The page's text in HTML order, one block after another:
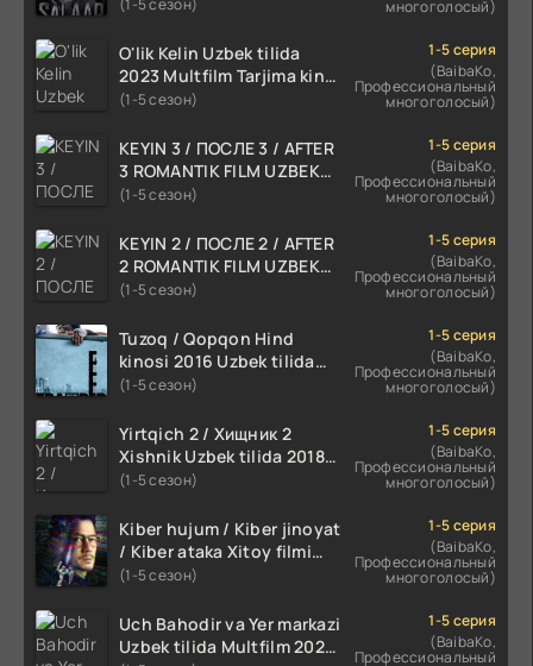
(1-5 сезон) многоголосый)
O'lik Kelin Uzbek tilida
2023 Multfilm Tarjima kino
skachat
(1-5 сезон)
1-5 серия
(BaibaKo,
Профессиональный
многоголосый)
KEYIN 3 / ПОСЛЕ 3 / AFTER
3 ROMANTIK FILM UZBEK
TILIDA 2021 TARJIMA FILM
(1-5 сезон)
1-5 серия
(BaibaKo,
Профессиональный
многоголосый)
KEYIN 2 / ПОСЛЕ 2 / AFTER
2 ROMANTIK FILM UZBEK
TILIDA 2020 TARJIMA FILM
(1-5 сезон)
1-5 серия
(BaibaKo,
Профессиональный
многоголосый)
Tuzoq / Qopqon Hind
kinosi 2016 Uzbek tilida
tarjima film HD
(1-5 сезон)
1-5 серия
(BaibaKo,
Профессиональный
многоголосый)
Yirtqich 2 / Хищник 2
Xishnik Uzbek tilida 2018-
2024 O'zbekcha tarjima
(1-5 сезон)
1-5 серия
(BaibaKo,
Профессиональный
многоголосый)
Kiber hujum / Kiber jinoyat
/ Kiber ataka Xitoy filmi
Uzbek tilida O'zbekcha
HD skachat
(1-5 сезон)
1-5 серия
(BaibaKo,
Профессиональный
многоголосый)
Uch Bahodir va Yer markazi
Uzbek tilida Multfilm 2025
1-5 серия
(BaibaKo,
Профессиональный